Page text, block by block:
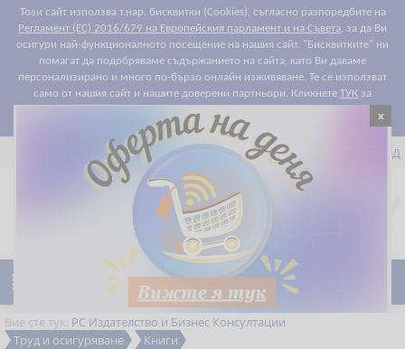
Този сайт използва т.нар. бисквитки (Cookies), съгласно разпоредбите на
Регламент (ЕС) 2016/679 на Европейския парламент и на Съвета, за да Ви
осигури най-функционалното посещение на нашия сайт. "Бисквитките" ни
помагат да подобряваме съдържанието на сайта, като Ви даваме
персонализирано и много по-бързо онлайн изживяване. Те се използват
само от нашия сайт и нашите доверени партньори. Кликнете ТУК за
подробности относно правилата за "бисквитките".
 РЕГИСТРАЦИЯ ВХОД
 Намаления
Вие сте тук: РС Издателство и Бизнес Консултации
Труд и осигуряване
Книги
x